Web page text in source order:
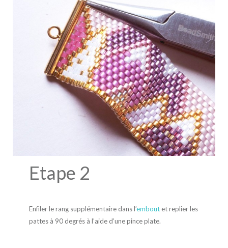
Etape 2
Enfiler le rang supplémentaire dans l’emboutet replier les
pattes à 90 degrés à l’aide d’une pince plate.